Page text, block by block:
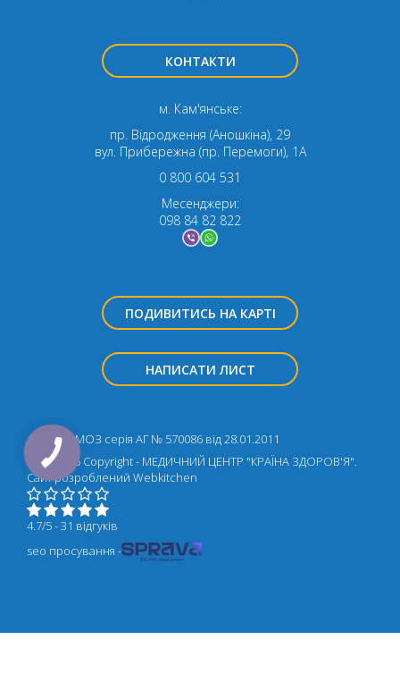
КОНТАКТИ
м. Кам'янське:
пр. Відродження (Аношкіна), 29
вул. Прибережна (пр. Перемоги), 1А
0 800 604 531
Месенджери:
098 84 82 822
ПОДИВИТИСЬ НА КАРТІ
НАПИСАТИ ЛИСТ
Ліцензія МОЗ серія АГ № 570086 від 28.01.2011
2018-2026 Copyright - МЕДИЧНИЙ ЦЕНТР "КРАЇНА ЗДОРОВ'Я".
Cайт розроблений Webkitchen
4.7/5 - 31 відгуків
seo просування -